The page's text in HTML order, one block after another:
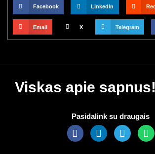
Facebook LinkedIn
Email X Telegram
Viskas apie sapnus!
Pasidalink su draugais